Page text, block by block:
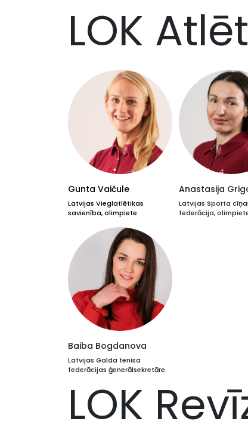
LOK
Gunta Vaičule
Latvijas Vieglatlētikas
savienība, olimpiete
Anastasija
Latvijas Sporta
federācija,
Baiba Bogdanova
Latvijas Galda tenisa
federācijas ģenerālsekretāre
LOK